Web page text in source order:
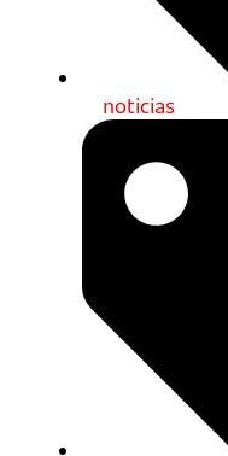
noticias